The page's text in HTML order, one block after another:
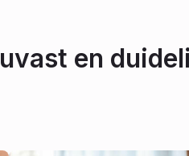
en